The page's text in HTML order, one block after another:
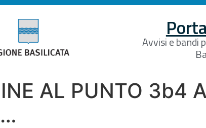
Avvisi e bandi
AL PUNTO 3b4